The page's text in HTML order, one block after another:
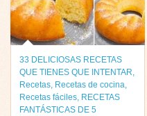
33 DELICIOSAS RECETAS
QUE TIENES QUE INTENTAR,
Recetas, Recetas de cocina,
Recetas fáciles, RECETAS
FANTÁSTICAS DE 5